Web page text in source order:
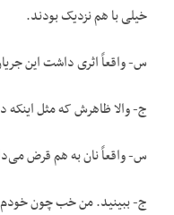
خیلی با هم نزدیک بودند.
س- واقعاً اثری داشت این
ج- والا ظاهرش که مثل اینکه
س- واقعاً نان به هم قرض
ج- ببینید. من خب چون خودم